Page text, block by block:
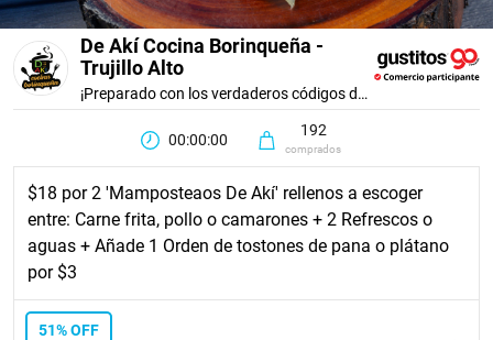
De Akí Cocina Borinqueña -
Trujillo Alto
¡Preparado con los verdaderos códigos del sazón criollo!
00:00:00
192
comprados
$18 por 2 'Mamposteaos De Akí' rellenos a escoger
entre: Carne frita, pollo o camarones + 2 Refrescos o
aguas + Añade 1 Orden de tostones de pana o plátano
por $3
51% OFF